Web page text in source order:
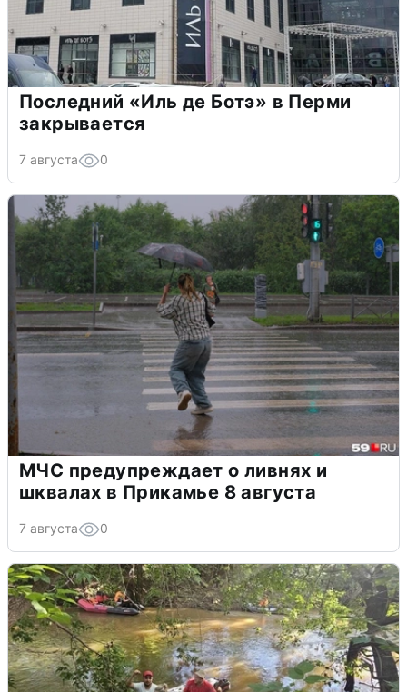
Последний «Иль де Ботэ» в Перми
закрывается
7 августа 0
МЧС предупреждает о ливнях и
шквалах в Прикамье 8 августа
7 августа 0